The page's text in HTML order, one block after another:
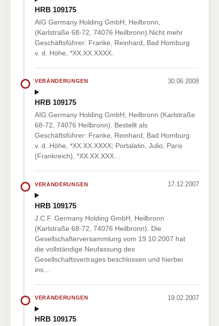
HRB 109175
AIG Germany Holding GmbH, Heilbronn,
(Karlstraße 68-72, 74076 Heilbronn).Nicht mehr
Geschäftsführer: Franke, Reinhard, Bad Homburg
v. d. Höhe, *XX.XX.XXXX.
VERÄNDERUNGEN 30.06.2008
HRB 109175
AIG Germany Holding GmbH, Heilbronn (Karlstraße
68-72, 74076 Heilbronn). Bestellt als
Geschäftsführer: Franke, Reinhard, Bad Homburg
v. d. Höhe, *XX.XX.XXXX; Portalatin, Julio, Paris
(Frankreich), *XX.XX.XXX…
VERÄNDERUNGEN 17.12.2007
HRB 109175
J.C.F. Germany Holding GmbH, Heilbronn
(Karlstraße 68-72, 74076 Heilbronn). Die
Gesellschafterversammlung vom 19.10.2007 hat
die vollständige Neufassung des
Gesellschaftsvertrages beschlossen und hierbei
ins…
VERÄNDERUNGEN 19.02.2007
HRB 109175